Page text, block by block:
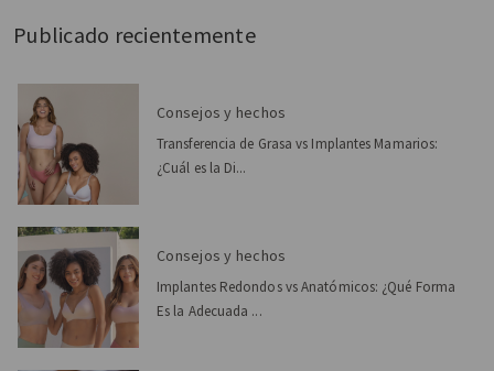
Publicado recientemente
Consejos y hechos
Transferencia de Grasa vs Implantes Mamarios:
¿Cuál es la Di...
Consejos y hechos
Implantes Redondos vs Anatómicos: ¿Qué Forma
Es la Adecuada ...